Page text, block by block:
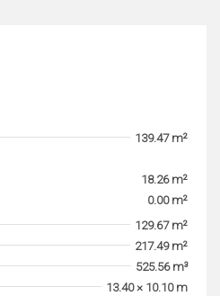
139.47 m²
18.26 m²
0.00 m²
129.67 m²
217.49 m²
525.56 m³
13.40 × 10.10 m